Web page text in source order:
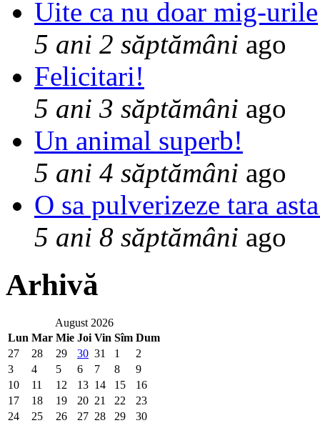
Uite ca nu doar mig-urile
5 ani 2 săptămâni ago
Felicitari!
5 ani 3 săptămâni ago
Un animal superb!
5 ani 4 săptămâni ago
O sa pulverizeze tara
5 ani 8 săptămâni ago
Arhivă
August 2026
Lun Mar Mie Joi Vin Sîm Dum
27
28 29 30 31 1
2
3
4 5 6 7 8
9
10
11 12 13 14 15
16
17
18 19 20 21 22
23
24
25 26 27 28 29
30